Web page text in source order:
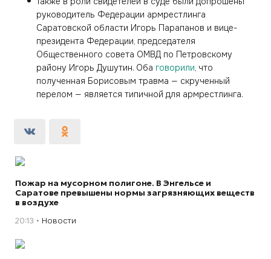
руководитель Федерации армрестлинга
Саратовской области Игорь Парапанов и вице-
президента Федерации, председателя
Общественного совета ОМВД по Петровскому
району Игорь Душутин. Оба говорили, что
полученная Борисовым травма — скрученный
перелом — является типичной для армрестлинга.
Пожар на мусорном полигоне. В Энгельсе и
Саратове превышены нормы загрязняющих веществ
в воздухе
20:13 Новости